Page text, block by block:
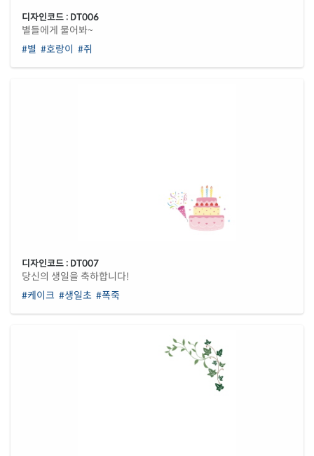
디자인코드 : DT006
별들에게 물어봐~
#별 #호랑이 #쥐
디자인코드 : DT007
당신의 생일을 축하합니다!
#케이크 #생일초 #폭죽